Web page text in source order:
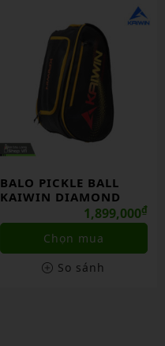
BALO PICKLE BALL
KAIWIN DIAMOND
1,899,000₫
Chọn mua
So sánh